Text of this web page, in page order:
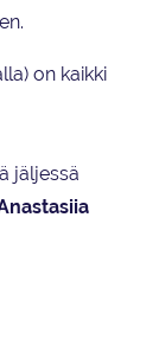
on kaikki
jäljessä